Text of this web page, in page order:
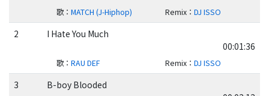
歌： MATCH (J-Hiphop) Remix： DJ ISSO
2
I Hate You Much
00:01:36
歌： RAU DEF Remix： DJ ISSO
3
B-boy Blooded